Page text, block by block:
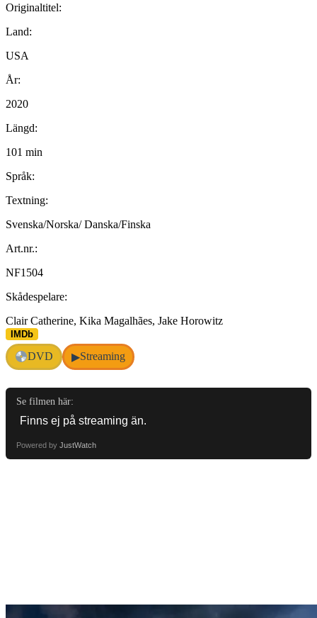
Originaltitel:
Land:
USA
År:
2020
Längd:
101 min
Språk:
Textning:
Svenska/Norska/ Danska/Finska
Art.nr.:
NF1504
Skådespelare:
Clair Catherine, Kika Magalhães, Jake Horowitz
IMDb
DVD ▶Streaming
Se filmen här:
Powered by JustWatch